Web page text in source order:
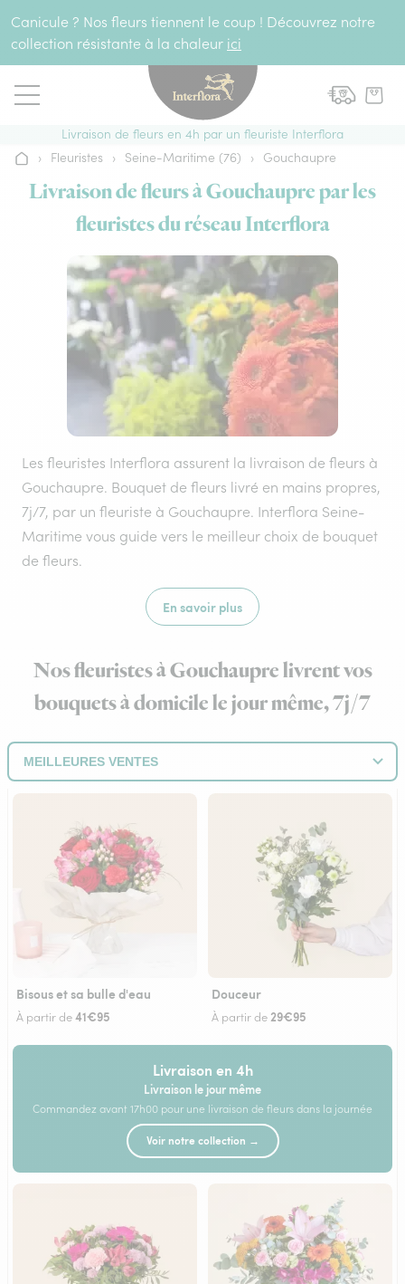
Canicule ? Nos fleurs tiennent le coup ! Découvrez notre
collection résistante à la chaleur ici
Livraison de fleurs en 4h par un fleuriste Interflora
Accueil
› Fleuristes › Seine-Maritime (76) › Gouchaupre
Livraison de fleurs à Gouchaupre par les
fleuristes du réseau Interflora
Les fleuristes Interflora assurent la livraison de fleurs à
Gouchaupre. Bouquet de fleurs livré en mains propres,
7j/7, par un fleuriste à Gouchaupre. Interflora Seine-
Maritime vous guide vers le meilleur choix de bouquet
de fleurs.
En savoir plus
Nos fleuristes à Gouchaupre livrent vos
bouquets à domicile le jour même, 7j/7
Bisous et sa bulle d'eau
À partir de41€95
Douceur
À partir de29€95
Livraison en 4h
Livraison le jour même
Commandez avant 17h00 pour une livraison de fleurs dans la journée
Voir notre collection →